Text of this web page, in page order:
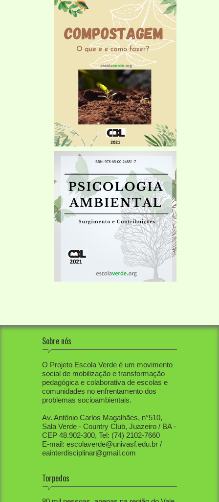
Sobre nós
O Projeto Escola Verde é um movimento
social de mobilização e transformação
pedagógica e colaborativa de escolas e
comunidades no enfrentamento dos
problemas socioambientais.
Av. Antônio Carlos Magalhães, n°510,
Sala Verde - Country Club, Juazeiro / BA -
CEP 48.902-300, Tel: (74) 2102-7660
E-mail: escolaverde@univasf.edu.br /
eainterdisciplinar@gmail.com
Torpedos
1. PEV já mobilizou diretamente mais de
80 mil pessoas, apenas na região do Vale